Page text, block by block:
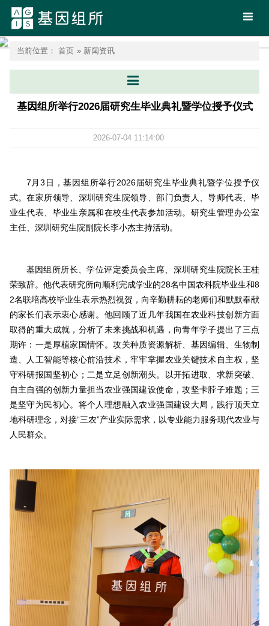
当前位置： 首页 » 新闻资讯
基因组所举行2026届研究生毕业典礼暨学位授予仪式
2026-07-04 11:14:00
7月3日，基因组所举行2026届研究生毕业典礼暨学位授予仪
式。在家所领导、深圳研究生院领导、部门负责人、导师代表、毕
业生代表、毕业生亲属和在校生代表参加活动。研究生管理办公室
主任、深圳研究生院副院长李小杰主持活动。
基因组所所长、学位评定委员会主席、深圳研究生院院长王桂
荣致辞。他代表研究所向顺利完成学业的28名中国农科院毕业生和8
2名联培高校毕业生表示热烈祝贺，向辛勤耕耘的老师们和默默奉献
的家长们表示衷心感谢。他回顾了近几年我国在农业科技创新方面
取得的重大成就，分析了未来挑战和机遇，向青年学子提出了三点
期许：一是厚植家国情怀。攻关种质资源解析、基因编辑、生物制
造、人工智能等核心前沿技术，牢牢掌握农业关键技术自主权，坚
守科研报国坚初心；二是立足创新潮头。以开拓进取、求新突破、
自主自强的创新力量担当农业强国建设使命，攻坚卡脖子难题；三
是坚守为民初心。将个人理想融入农业强国建设大局，践行顶天立
地科研理念，对接“三农”产业实际需求，以专业能力服务现代农业与
人民群众。